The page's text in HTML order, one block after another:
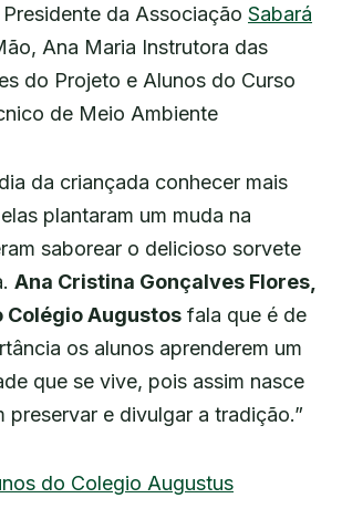
da Associação Sabará
Ana Maria Instrutora das
do Projeto e Alunos do Curso
de Meio Ambiente
da criançada conhecer mais
plantaram um muda na
saborear o delicioso sorvete
Ana Cristina Gonçalves Flores,
Colégio Augustos fala que é de
os alunos aprenderem um
que se vive, pois assim nasce
preservar e divulgar a tradição.”